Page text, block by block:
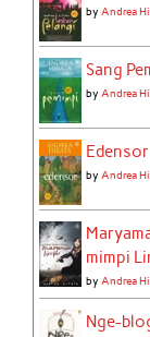
byAndrea
Sang
byAndrea
Edensor
byAndrea
mimpi
byAndrea
Nge-